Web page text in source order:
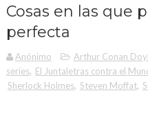
Cosas en las que
perfecta
Anónimo Arthur Conan
series, El Juntaletras contra el
Sherlock Holmes, Steven Moffat,